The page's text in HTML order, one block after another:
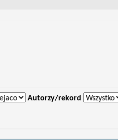
Autorzy/rekord